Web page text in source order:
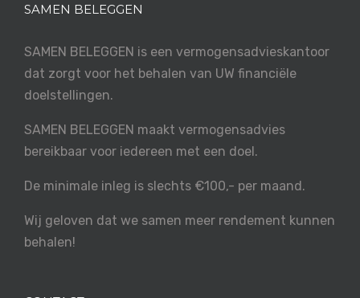
SAMEN BELEGGEN
SAMEN BELEGGEN is een vermogensadvieskantoor
dat zorgt voor het behalen van UW financiële
doelstellingen.
SAMEN BELEGGEN maakt vermogensadvies
bereikbaar voor iedereen met een doel.
De minimale inleg is slechts €100,- per maand.
Wij geloven dat we samen meer rendement kunnen
behalen!